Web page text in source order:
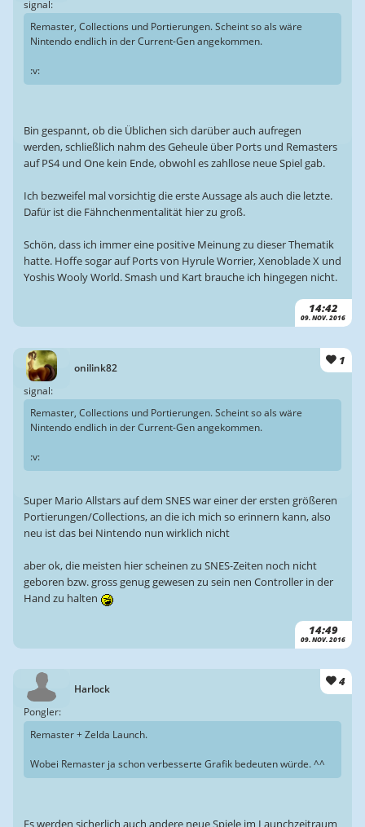
14:42
09. NOV. 2016
signal:
Remaster, Collections und Portierungen. Scheint so als wäre
Nintendo endlich in der Current-Gen angekommen.
:v:
Bin gespannt, ob die Üblichen sich darüber auch aufregen
werden, schließlich nahm des Geheule über Ports und Remasters
auf PS4 und One kein Ende, obwohl es zahllose neue Spiel gab.
Ich bezweifel mal vorsichtig die erste Aussage als auch die letzte.
Dafür ist die Fähnchenmentalität hier zu groß.
Schön, dass ich immer eine positive Meinung zu dieser Thematik
hatte. Hoffe sogar auf Ports von Hyrule Worrier, Xenoblade X und
Yoshis Wooly World. Smash und Kart brauche ich hingegen nicht.
onilink82
1
14:49
09. NOV. 2016
signal:
Remaster, Collections und Portierungen. Scheint so als wäre
Nintendo endlich in der Current-Gen angekommen.
:v:
Super Mario Allstars auf dem SNES war einer der ersten größeren
Portierungen/Collections, an die ich mich so erinnern kann, also
neu ist das bei Nintendo nun wirklich nicht
aber ok, die meisten hier scheinen zu SNES-Zeiten noch nicht
geboren bzw. gross genug gewesen zu sein nen Controller in der
Hand zu halten
Harlock 4
Pongler:
Remaster + Zelda Launch.
Wobei Remaster ja schon verbesserte Grafik bedeuten würde. ^^
Es werden sicherlich auch andere neue Spiele im Launchzeitraum